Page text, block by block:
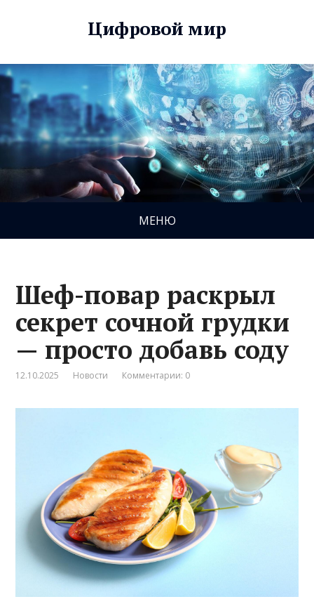
Цифровой мир
МЕНЮ
Шеф-повар раскрыл
секрет сочной грудки
— просто добавь соду
12.10.2025 Новости Комментарии: 0